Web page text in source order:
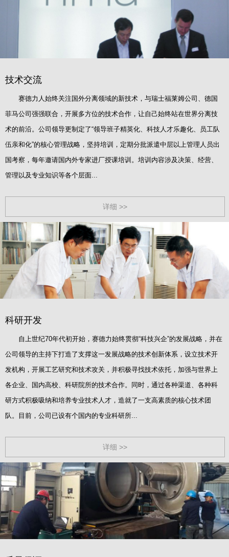
技术交流
赛德力人始终关注国外分离领域的新技术，与瑞士福莱姆公司、德国
菲马公司强强联合，开展多方位的技术合作，让自己始终站在世界分离技
术的前沿。公司领导更制定了“领导班子精英化、科技人才乐趣化、员工队
伍亲和化”的核心管理战略，坚持培训，定期分批派遣中层以上管理人员出
国考察，每年邀请国内外专家进厂授课培训。培训内容涉及决策、经营、
管理以及专业知识等各个层面...
详细 >>
科研开发
自上世纪70年代初开始，赛德力始终贯彻“科技兴企”的发展战略，并在
公司领导的主持下打造了支撑这一发展战略的技术创新体系，设立技术开
发机构，开展工艺研究和技术攻关，并积极寻找技术依托，加强与世界上
各企业、国内高校、科研院所的技术合作。同时，通过各种渠道、各种科
研方式积极吸纳和培养专业技术人才，造就了一支高素质的核心技术团
队。目前，公司已设有个国内的专业科研所...
详细 >>